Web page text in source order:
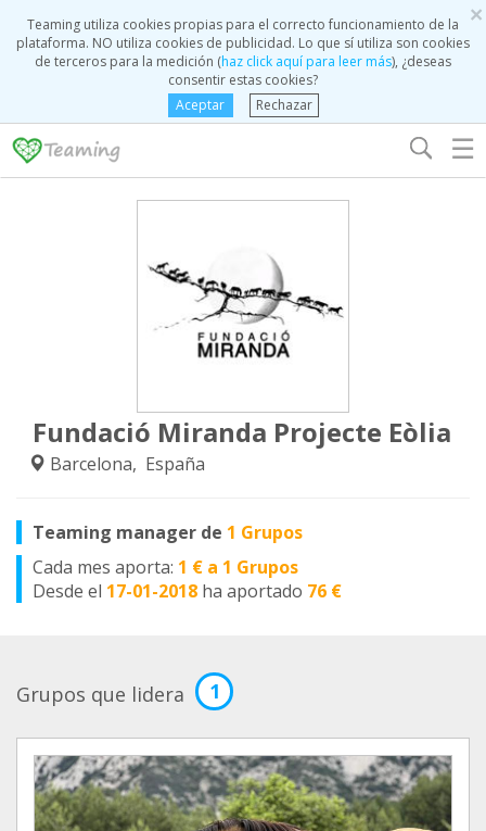
×
Teaming utiliza cookies propias para el correcto funcionamiento de la
plataforma. NO utiliza cookies de publicidad. Lo que sí utiliza son cookies
de terceros para la medición (haz click aquí para leer más), ¿deseas
consentir estas cookies?
Aceptar
Rechazar
☰
Fundació Miranda Projecte Eòlia
Barcelona, España
Teaming manager de 1 Grupos
Cada mes aporta: 1 € a 1 Grupos
Desde el 17-01-2018 ha aportado 76 €
Grupos que lidera 1